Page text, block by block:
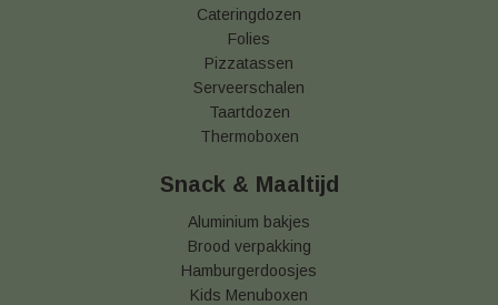
Cateringdozen
Folies
Pizzatassen
Serveerschalen
Taartdozen
Thermoboxen
Snack & Maaltijd
Aluminium bakjes
Brood verpakking
Hamburgerdoosjes
Kids Menuboxen